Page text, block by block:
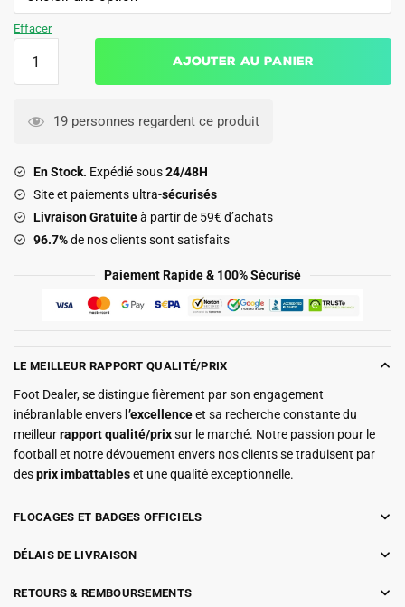
Effacer
Barca
Domicile
Ajouter au panier
19 personnes regardent ce produit
En Stock. Expédié sous24/48H
Site et paiements ultra-sécurisés
Livraison Gratuiteà partir de 59€ d’achats
96.7%de nos clients sont satisfaits
Paiement Rapide & 100% Sécurisé
LE MEILLEUR RAPPORT QUALITÉ/PRIX
Foot Dealer, se distingue fièrement par son engagement
inébranlable envers l’excellenceet sa recherche constante du
meilleurrapport qualité/prixsur le marché. Notre passion pour le
football et notre dévouement envers nos clients se traduisent par
desprix imbattableset une qualité exceptionnelle.
FLOCAGES ET BADGES OFFICIELS
DÉLAIS DE LIVRAISON
RETOURS & REMBOURSEMENTS